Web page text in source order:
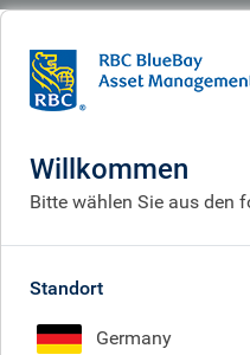
What we think
Gedanken zu
europäischen
Willkommen
Bitte wählen Sie aus den
Standort
Germany